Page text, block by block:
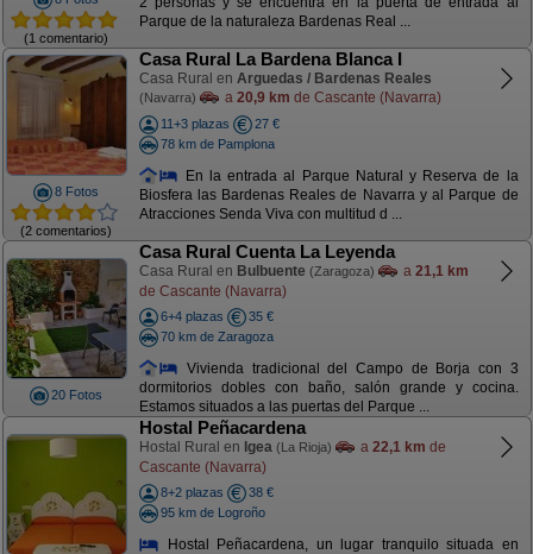
(1 comentario)
Parque de la naturaleza Bardenas Real ...
8 Fotos
(2 comentarios)
Casa Rural La Bardena Blanca I
Casa Rural en Arguedas / Bardenas Reales
(Navarra) a 20,9 km de Cascante (Navarra)
11+3 plazas
27 €
78 km de Pamplona
En la entrada al Parque Natural y Reserva de la
Biosfera las Bardenas Reales de Navarra y al Parque de
Atracciones Senda Viva con multitud d ...
20 Fotos
Casa Rural Cuenta La Leyenda
Casa Rural en Bulbuente (Zaragoza) a 21,1 km
de Cascante (Navarra)
6+4 plazas
35 €
70 km de Zaragoza
Vivienda tradicional del Campo de Borja con 3
dormitorios dobles con baño, salón grande y cocina.
Estamos situados a las puertas del Parque ...
Hostal Peñacardena
Hostal Rural en Igea (La Rioja) a 22,1 km de
Cascante (Navarra)
8+2 plazas
38 €
95 km de Logroño
Hostal Peñacardena, un lugar tranquilo situada en